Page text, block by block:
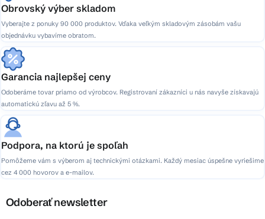
Obrovský výber skladom
Vyberajte z ponuky 90 000 produktov. Vďaka veľkým skladovým zásobám vašu
objednávku vybavíme obratom.
Garancia najlepšej ceny
Odoberáme tovar priamo od výrobcov. Registrovaní zákazníci u nás navyše získavajú
automatickú zľavu až 5 %.
Podpora, na ktorú je spoľah
Pomôžeme vám s výberom aj technickými otázkami. Každý mesiac úspešne vyriešime
cez 4 000 hovorov a e-mailov.
Odoberať newsletter